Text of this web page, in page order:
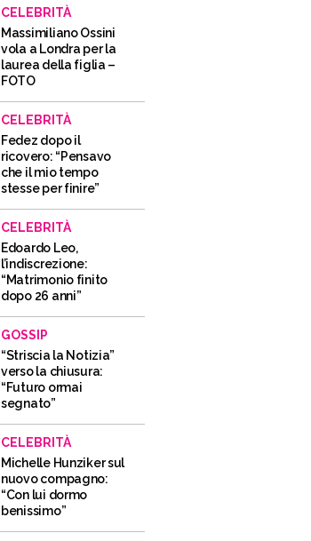
CELEBRITÀ
Massimiliano Ossini
vola a Londra per la
laurea della figlia –
FOTO
CELEBRITÀ
Fedez dopo il
ricovero: “Pensavo
che il mio tempo
stesse per finire”
CELEBRITÀ
Edoardo Leo,
l’indiscrezione:
“Matrimonio finito
dopo 26 anni”
GOSSIP
“Striscia la Notizia”
verso la chiusura:
“Futuro ormai
segnato”
CELEBRITÀ
Michelle Hunziker sul
nuovo compagno:
“Con lui dormo
benissimo”